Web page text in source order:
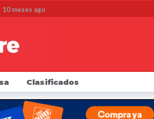
10 meses ago
Saratoga 1 año ago
y podría ir preso 20 años 1 año ago
o han sido retirados del mercado
Clasificados